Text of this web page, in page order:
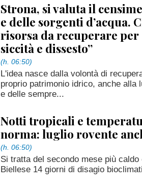
Strona, si valuta il
e delle sorgenti d’acqua.
risorsa da recuperare
siccità e dissesto”
(h. 06:50)
L'idea nasce dalla volontà di
proprio patrimonio idrico, anche alla
e delle sempre...
Notti tropicali e
norma: luglio rovente
(h. 06:50)
Si tratta del secondo mese più
Biellese 14 giorni di disagio